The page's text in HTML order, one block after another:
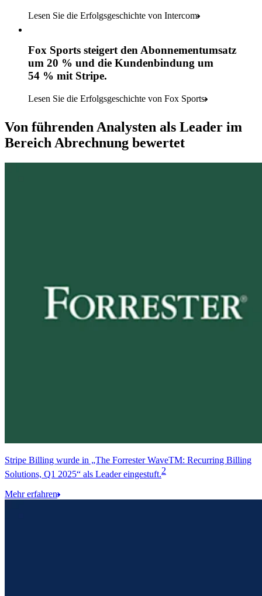
Lesen Sie die Erfolgsgeschichte von Intercom
Fox Sports steigert den Abonnementumsatz
um 20 % und die Kundenbindung um
54 % mit Stripe.
Lesen Sie die Erfolgsgeschichte von Fox Sports
Von führenden Analysten als Leader im
Bereich Abrechnung bewertet
Stripe Billing wurde in „The Forrester WaveTM: Recurring Billing
Solutions, Q1 2025“ als Leader eingestuft.2
Mehr erfahren